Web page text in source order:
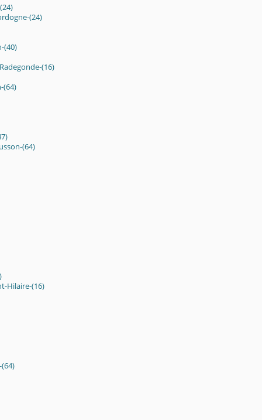
(24)
(40)
(16)
(64)
(64)
Hilaire-(16)